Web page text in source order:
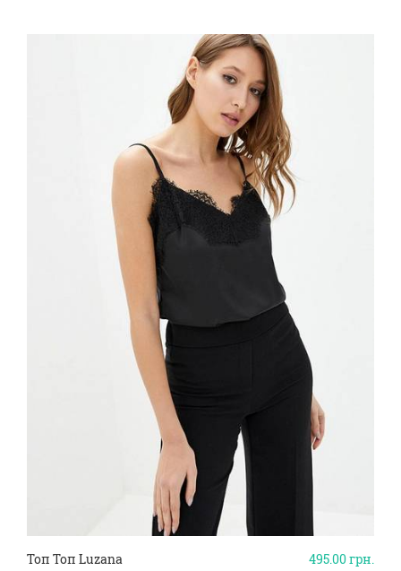
495.00грн.
Топ Топ Luzana